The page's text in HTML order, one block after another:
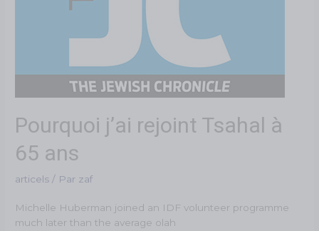
Pourquoi j’ai rejoint Tsahal à
65 ans
articels / Par zaf
Michelle Huberman joined an IDF volunteer programme
much later than the average olah